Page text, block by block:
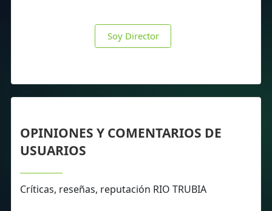
Soy Director
OPINIONES Y COMENTARIOS DE
USUARIOS
Críticas, reseñas, reputación RIO TRUBIA